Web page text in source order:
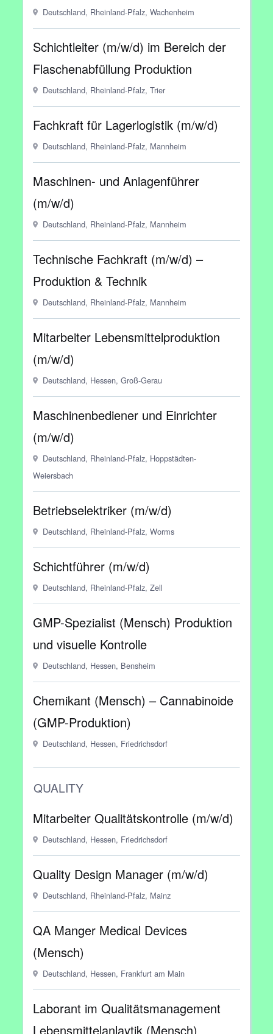
Deutschland, Rheinland-Pfalz, Wachenheim
Schichtleiter (m/w/d) im Bereich der
Flaschenabfüllung Produktion
Deutschland, Rheinland-Pfalz, Trier
Fachkraft für Lagerlogistik (m/w/d)
Deutschland, Rheinland-Pfalz, Mannheim
Maschinen- und Anlagenführer
(m/w/d)
Deutschland, Rheinland-Pfalz, Mannheim
Technische Fachkraft (m/w/d) –
Produktion & Technik
Deutschland, Rheinland-Pfalz, Mannheim
Mitarbeiter Lebensmittelproduktion
(m/w/d)
Deutschland, Hessen, Groß-Gerau
Maschinenbediener und Einrichter
(m/w/d)
Deutschland, Rheinland-Pfalz, Hoppstädten-
Weiersbach
Betriebselektriker (m/w/d)
Deutschland, Rheinland-Pfalz, Worms
Schichtführer (m/w/d)
Deutschland, Rheinland-Pfalz, Zell
GMP-Spezialist (Mensch) Produktion
und visuelle Kontrolle
Deutschland, Hessen, Bensheim
Chemikant (Mensch) – Cannabinoide
(GMP-Produktion)
Deutschland, Hessen, Friedrichsdorf
QUALITY
Mitarbeiter Qualitätskontrolle (m/w/d)
Deutschland, Hessen, Friedrichsdorf
Quality Design Manager (m/w/d)
Deutschland, Rheinland-Pfalz, Mainz
QA Manger Medical Devices
(Mensch)
Deutschland, Hessen, Frankfurt am Main
Laborant im Qualitätsmanagement
Lebensmittelanlaytik (Mensch)